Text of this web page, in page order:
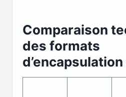
Comparaison
des formats